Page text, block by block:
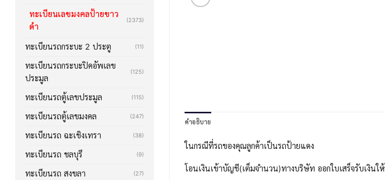
ทะเบียนเลขมงคลป้ายขาว
ดำ
(2373)
ทะเบียนรถกระบะ 2 ประตู (11)
ทะเบียนรถกระบะปิคอัพเลข
ประมูล
(125)
ทะเบียนรถตู้เลขประมูล (115)
ทะเบียนรถตู้เลขมงคล (247)
ทะเบียนรถ ฉะเชิงเทรา (38)
ทะเบียนรถ ชลบุรี (9)
ทะเบียนรถ สงขลา (27)
คำอธิบาย
ในกรณีที่รถของคุณลูกค้าเป็นรถป้ายแดง
โอนเงินเข้าบัญชี(เต็มจำนวน)ทางบริษัท ออกใบเสร็จรับเงินให้